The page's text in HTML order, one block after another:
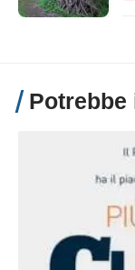
Potrebbe